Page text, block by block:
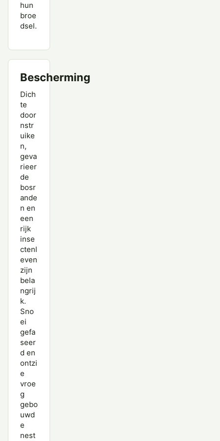
hun
broe
dsel.
Bescherming
Dich
te
door
nstr
uike
n,
geva
rieer
de
bosr
ande
n en
een
rijk
inse
ctenl
even
zijn
bela
ngrij
k.
Sno
ei
gefa
seer
d en
ontzi
e
vroe
g
gebo
uwd
e
nest